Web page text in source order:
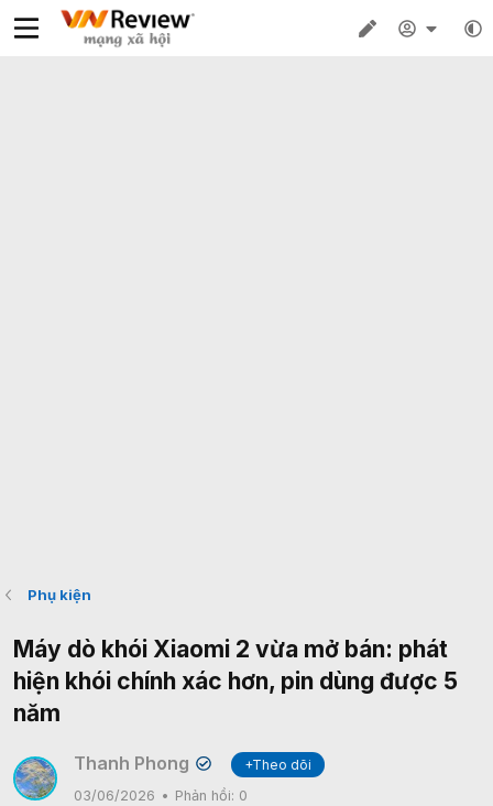
Phụ kiện
Máy dò khói Xiaomi 2 vừa mở bán: phát
hiện khói chính xác hơn, pin dùng được 5
năm
Thanh Phong ✔
+Theo dõi
03/06/2026
Phản hồi: 0